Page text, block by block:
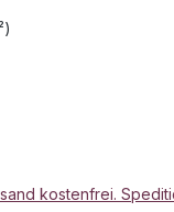
kostenfrei.